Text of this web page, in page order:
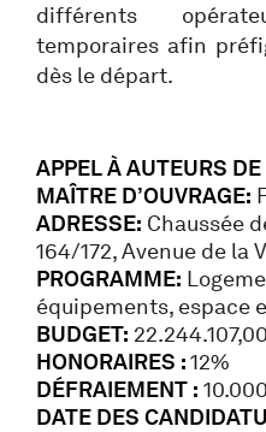
différents
temporaires afin
dès le départ.
APPEL À AUTEURS
MAÎTRE D’OUVRAGE:
ADRESSE: Chaussée
164/172, Avenue de la
PROGRAMME:
équipements, espace
BUDGET:
HONORAIRES :12%
DÉFRAIEMENT :
DATE DES